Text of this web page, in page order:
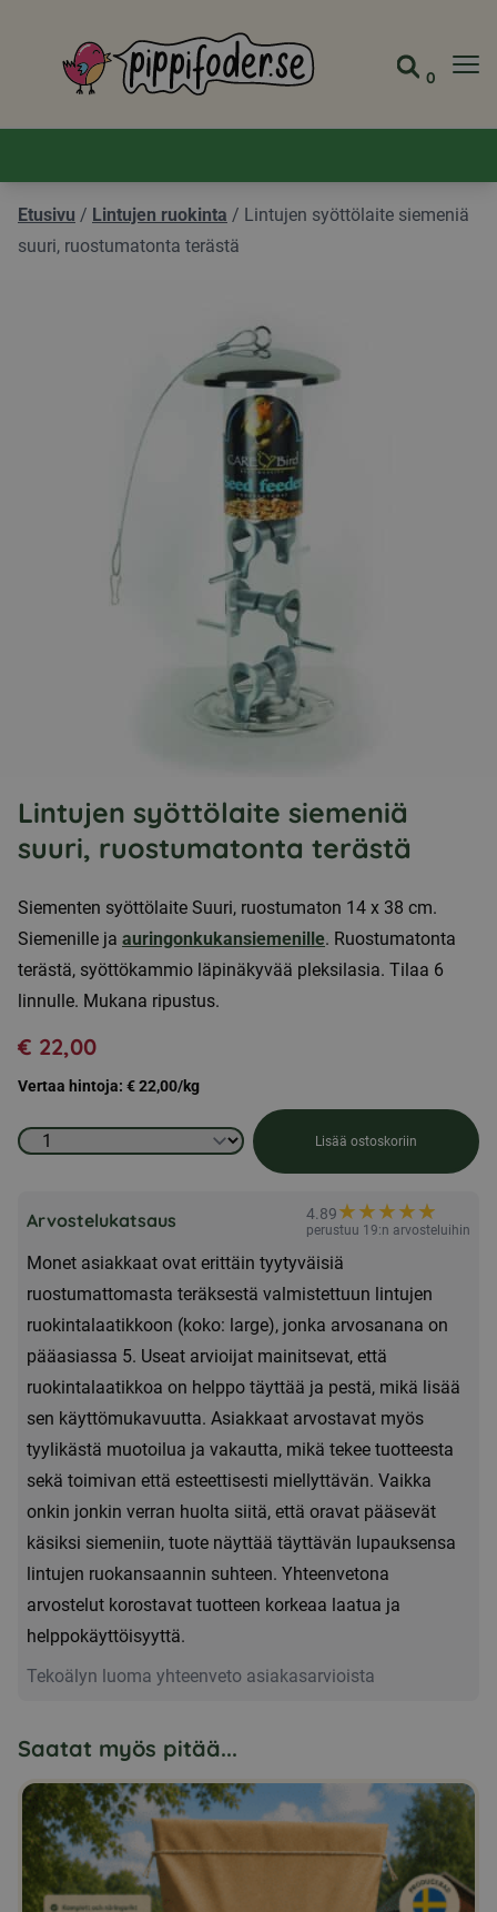
Pippifoder logo Siirry
0
Etusivu / Lintujen ruokinta / Lintujen syöttölaite siemeniä
suuri, ruostumatonta terästä
Lintujen syöttölaite siemeniä
suuri, ruostumatonta terästä
Siementen syöttölaite Suuri, ruostumaton 14 x 38 cm.
Siemenille ja auringonkukansiemenille. Ruostumatonta
terästä, syöttökammio läpinäkyvää pleksilasia. Tilaa 6
linnulle. Mukana ripustus.
€ 22,00
Vertaa hintoja: €22,00/kg
Lintujen
suuri,
ruostumatonta
terästä
määrä
Lisää ostoskoriin
Arvostelukatsaus 4.89★★★★★
★
perustuu 19:n arvosteluihin
Monet asiakkaat ovat erittäin tyytyväisiä
ruostumattomasta teräksestä valmistettuun lintujen
ruokintalaatikkoon (koko: large), jonka arvosanana on
pääasiassa 5. Useat arvioijat mainitsevat, että
ruokintalaatikkoa on helppo täyttää ja pestä, mikä lisää
sen käyttömukavuutta. Asiakkaat arvostavat myös
tyylikästä muotoilua ja vakautta, mikä tekee tuotteesta
sekä toimivan että esteettisesti miellyttävän. Vaikka
onkin jonkin verran huolta siitä, että oravat pääsevät
käsiksi siemeniin, tuote näyttää täyttävän lupauksensa
lintujen ruokansaannin suhteen. Yhteenvetona
arvostelut korostavat tuotteen korkeaa laatua ja
helppokäyttöisyyttä.
Tekoälyn luoma yhteenveto asiakasarvioista
Saatat myös pitää...